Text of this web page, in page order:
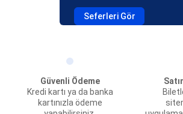
Seferleri Gör
Güvenli Ödeme
Kredi kartı ya da banka
kartınızla ödeme